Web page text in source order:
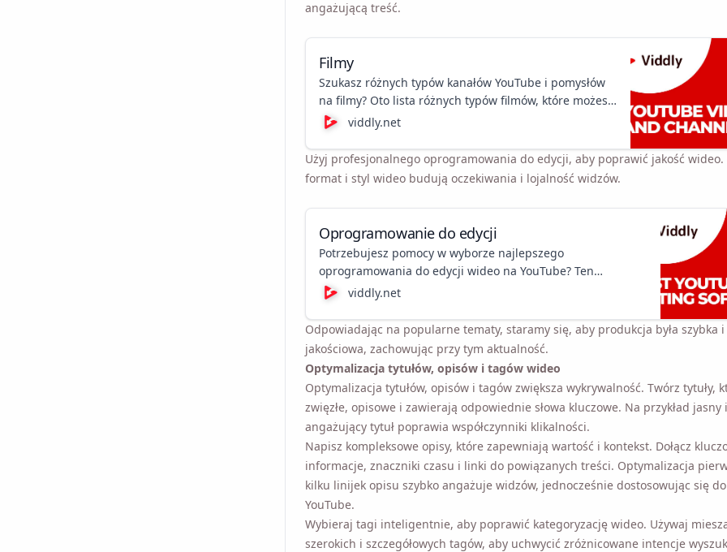
angażującą treść.
Filmy
Szukasz różnych typów kanałów YouTube i pomysłów
na filmy? Oto lista różnych typów filmów, które możesz
stworzyć, aby odnieść sukces w prowadzeniu kanału
viddly.net
Użyj profesjonalnego oprogramowania do edycji, aby poprawić jakość wideo.
format i styl wideo budują oczekiwania i lojalność widzów.
Oprogramowanie do edycji
Potrzebujesz pomocy w wyborze najlepszego
oprogramowania do edycji wideo na YouTube? Ten
przewodnik przeprowadzi Cię przez różne edytory wideo i
zakresie edycji wideo!
viddly.net
Odpowiadając na popularne tematy, staramy się, aby produkcja była szybka i
jakościowa, zachowując przy tym aktualność.
Optymalizacja tytułów, opisów i tagów wideo
Optymalizacja tytułów, opisów i tagów zwiększa wykrywalność. Twórz tytuły,
zwięzłe, opisowe i zawierają odpowiednie słowa kluczowe. Na przykład jasny i
angażujący tytuł poprawia współczynniki klikalności.
Napisz kompleksowe opisy, które zapewniają wartość i kontekst. Dołącz
informacje, znaczniki czasu i linki do powiązanych treści. Optymalizacja
linijek opisu szybko angażuje widzów, jednocześnie dostosowując się do
YouTube.
Wybieraj tagi inteligentnie, aby poprawić kategoryzację wideo. Używaj
szerokich i szczegółowych tagów, aby uchwycić zróżnicowane intencje